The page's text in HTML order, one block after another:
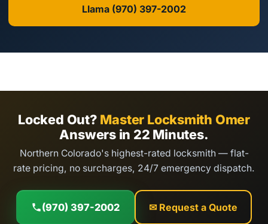
Llama (970) 397-2002
Locked Out? Master Locksmith Omer
Answers in 22 Minutes.
Northern Colorado's highest-rated locksmith — flat-
rate pricing, no surcharges, 24/7 emergency dispatch.
(970) 397-2002 ✉ Request a Quote